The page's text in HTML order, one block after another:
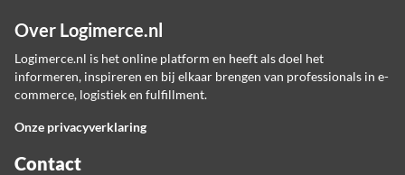
Over Logimerce.nl
Logimerce.nl is het online platform en heeft als doel het
informeren, inspireren en bij elkaar brengen van professionals in e-
commerce, logistiek en fulfillment.
Onze privacyverklaring
Contact